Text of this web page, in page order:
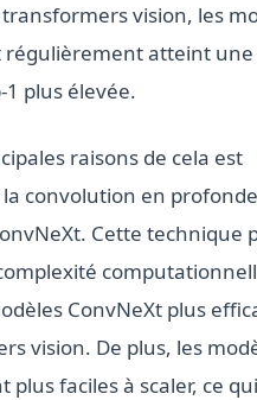
vision, les
régulièrement atteint une
plus élevée.
raisons de cela est
convolution en
Cette technique
ConvNeXt plus
vision. De plus, les
plus faciles à scaler, ce